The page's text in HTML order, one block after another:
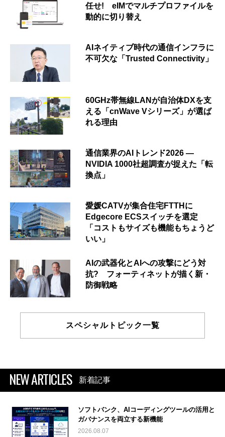
任せ! eIMでマルチプロファイルを
動的に切り替え
AIネイティブ時代の通信インフラに
不可欠な「Trusted Connectivity」
60GHz帯無線LANが自治体DXを支
える「cnWave Vシリーズ」が選ば
れる理由
通信業界のAIトレンド2026 ―
NVIDIA 1000社超調査が捉えた「転
換点」
愛媛CATVが集合住宅FTTHに
Edgecore ECSスイッチを選定
「コストもサイズも機能もちょうど
いい」
AIの武器化とAIへの攻撃にどう対
抗? フォーティネットが描く新・
防御戦略
スペシャルトピック一覧
NEW ARTICLES 新着記事
ソフトバンク、AIコーディングツールの活用と
ガバナンスを両立する新機能
2026.08.07